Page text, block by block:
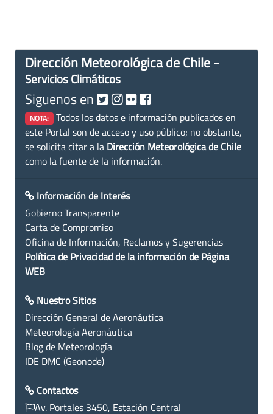
Dirección Meteorológica de Chile -
Servicios Climáticos
Siguenos en
NOTA: Todos los datos e información publicados en
este Portal son de acceso y uso público; no obstante,
se solicita citar a la Dirección Meteorológica de Chile
como la fuente de la información.
Información de Interés
Gobierno Transparente
Carta de Compromiso
Oficina de Información, Reclamos y Sugerencias
Política de Privacidad de la información de Página
WEB
Nuestro Sitios
Dirección General de Aeronáutica
Meteorología Aeronáutica
Blog de Meteorología
IDE DMC (Geonode)
Contactos
Av. Portales 3450, Estación Central